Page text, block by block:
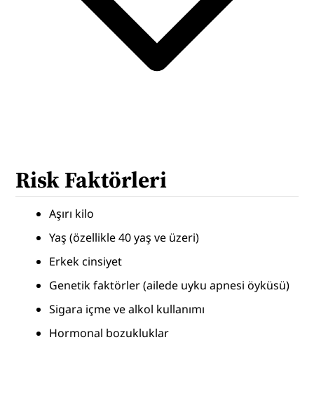
Risk Faktörleri
Aşırı kilo
Yaş (özellikle 40 yaş ve üzeri)
Erkek cinsiyet
Genetik faktörler (ailede uyku apnesi öyküsü)
Sigara içme ve alkol kullanımı
Hormonal bozukluklar